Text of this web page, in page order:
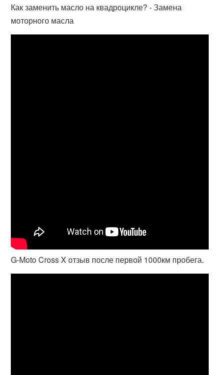
Как заменить масло на квадроцикле? - Замена
моторного масла
G-Moto Cross X отзыв после первой 1000км пробега.